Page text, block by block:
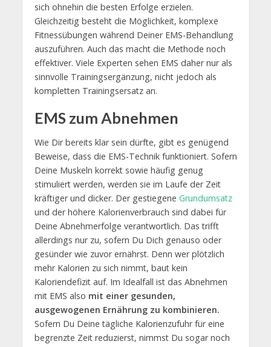
sich ohnehin die besten Erfolge erzielen.
Gleichzeitig besteht die Möglichkeit, komplexe
Fitnessübungen während Deiner EMS-Behandlung
auszuführen. Auch das macht die Methode noch
effektiver. Viele Experten sehen EMS daher nur als
sinnvolle Trainingsergänzung, nicht jedoch als
kompletten Trainingsersatz an.
EMS zum Abnehmen
Wie Dir bereits klar sein dürfte, gibt es genügend
Beweise, dass die EMS-Technik funktioniert. Sofern
Deine Muskeln korrekt sowie häufig genug
stimuliert werden, werden sie im Laufe der Zeit
kräftiger und dicker. Der gestiegene Grundumsatz
und der höhere Kalorienverbrauch sind dabei für
Deine Abnehmerfolge verantwortlich. Das trifft
allerdings nur zu, sofern Du Dich genauso oder
gesünder wie zuvor ernährst. Denn wer plötzlich
mehr Kalorien zu sich nimmt, baut kein
Kaloriendefizit auf. Im Idealfall ist das Abnehmen
mit EMS also mit einer gesunden,
ausgewogenen Ernährung zu kombinieren.
Sofern Du Deine tägliche Kalorienzufuhr für eine
begrenzte Zeit reduzierst, nimmst Du sogar noch